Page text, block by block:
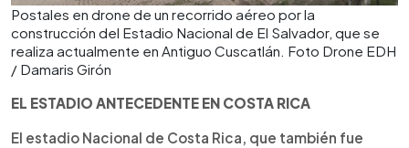
Postales en drone de un recorrido aéreo por la
construcción del Estadio Nacional de El Salvador, que se
realiza actualmente en Antiguo Cuscatlán. Foto Drone EDH
/ Damaris Girón
EL ESTADIO ANTECEDENTE EN COSTA RICA
El estadio Nacional de Costa Rica, que también fue